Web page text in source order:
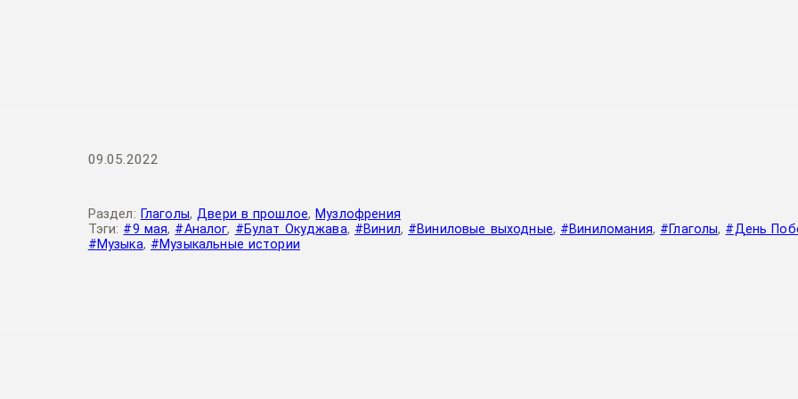
09.05.2022
Раздел: Глаголы,Двери в прошлое,Музлофрения
Тэги: #9 мая, #Аналог, #Булат Окуджава, #Винил, #Виниловые выходные, #Виниломания, #Глаголы, #День
#Музыка, #Музыкальные истории